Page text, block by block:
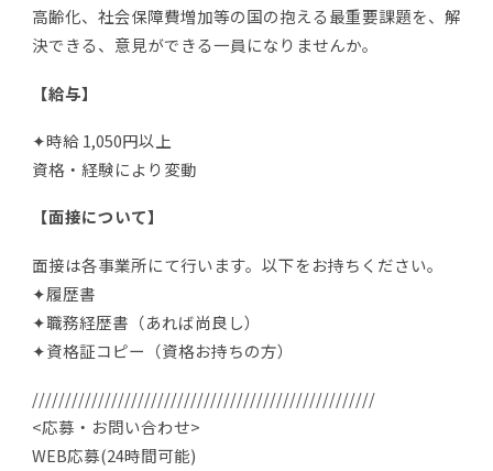
高齢化、社会保障費増加等の国の抱える最重要課題を、解
決できる、意見ができる一員になりませんか。
【給与】
✦時給 1,050円以上
資格・経験により変動
【面接について】
面接は各事業所にて行います。以下をお持ちください。
✦履歴書
✦職務経歴書（あれば尚良し）
✦資格証コピー（資格お持ちの方）
////////////////////////////////////////////////////
<応募・お問い合わせ>
WEB応募(24時間可能)